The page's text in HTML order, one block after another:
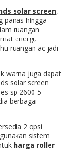
solar screen,
panas hingga
ruangan
energi,
ruangan ac jadi
warna juga dapat
solar screen
sp 2600-5
berbagai
2 opsi
sistem
harga roller